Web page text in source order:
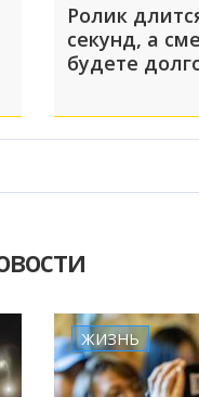
Ролик
секунд, а
будете
ЖИЗНЬ